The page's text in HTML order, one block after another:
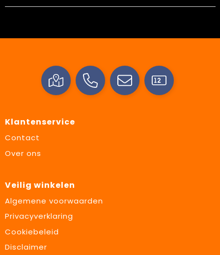
Klantenservice
Contact
Over ons
Veilig winkelen
Algemene voorwaarden
Privacyverklaring
Cookiebeleid
Disclaimer